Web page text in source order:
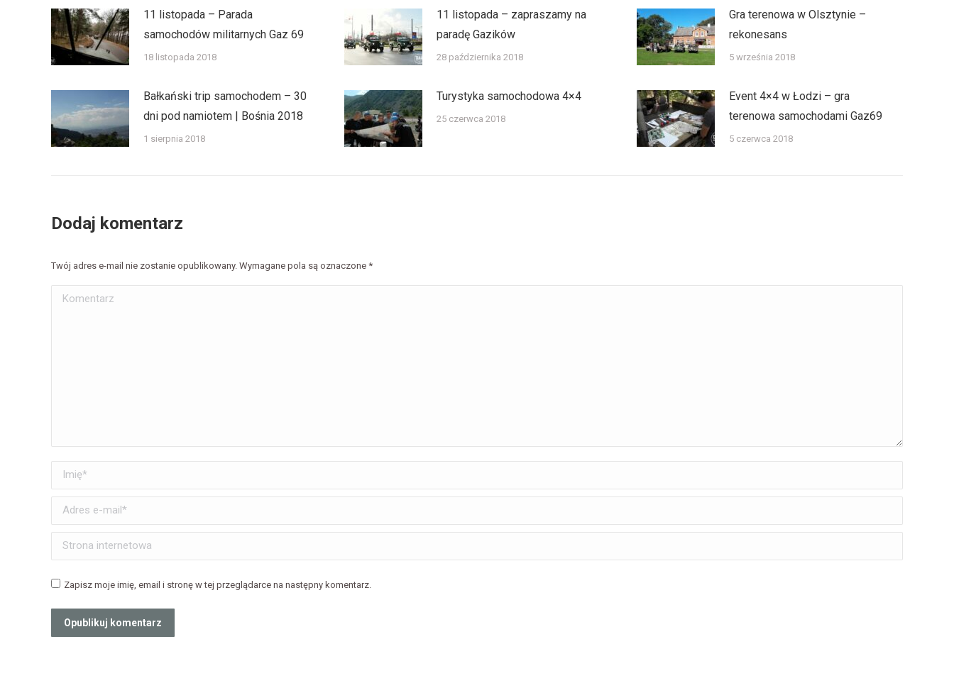
11 listopada – Parada
samochodów militarnych Gaz 69
18 listopada 2018
11 listopada – zapraszamy na
paradę Gazików
28 października 2018
Gra terenowa w Olsztynie –
rekonesans
5 września 2018
Bałkański trip samochodem – 30
dni pod namiotem | Bośnia 2018
1 sierpnia 2018
Turystyka samochodowa 4×4
25 czerwca 2018
Event 4×4 w Łodzi – gra
terenowa samochodami Gaz69
5 czerwca 2018
Dodaj komentarz
Twój adres e-mail nie zostanie opublikowany. Wymagane pola są oznaczone *
Komentarz
Imię *
Adres e-mail *
Strona internetowa
Zapisz moje imię, email i stronę w tej przeglądarce na następny komentarz.
Opublikuj komentarz